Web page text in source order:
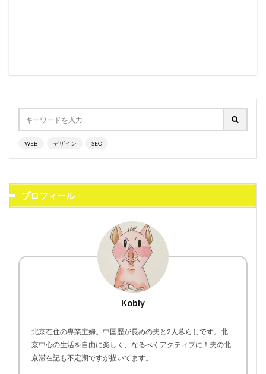
WEB デザイン SEO
プロフィール
Kobly
北京在住の専業主婦。中国歴が長めの夫と2人暮らしです。北
京中心の生活を自由に楽しく、なるべくアクティブに！夫の北
京滞在記も不定期ですが描いてます。